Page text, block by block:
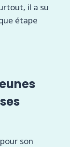
il a su
étape
son